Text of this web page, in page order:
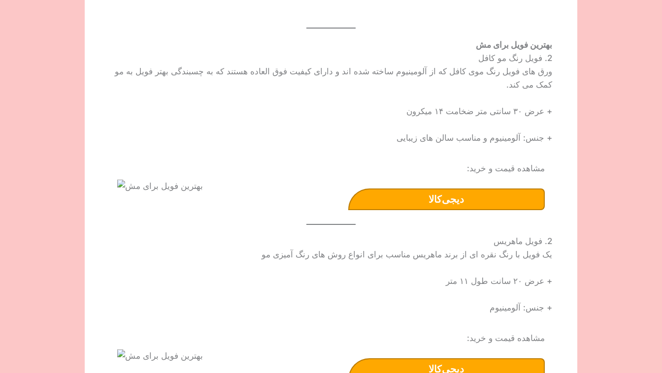
بهترین فویل برای مش
2. فویل رنگ مو کافل
ورق های فویل رنگ موی کافل که از آلومینیوم ساخته شده اند و دارای کیفیت فوق العاده هستند که به چسبندگی بهتر فویل به مو
کمک می کند.
+ عرض ۳۰ سانتی متر ضخامت ۱۴ میکرون
+ جنس: آلومینیوم و مناسب سالن های زیبایی
مشاهده قیمت و خرید:
دیجی‌کالا
2. فویل ماهریس
یک فویل با رنگ نقره ای از برند ماهریس مناسب برای انواع روش های رنگ آمیزی مو
+ عرض ۲۰ سانت طول ۱۱ متر
+ جنس: آلومینیوم
مشاهده قیمت و خرید:
دیجی‌کالا